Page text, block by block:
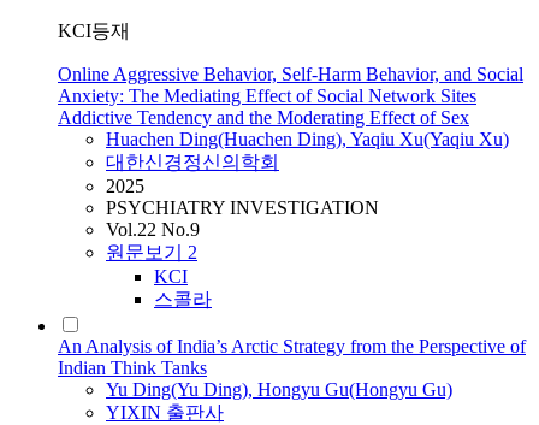
KCI등재
Online Aggressive Behavior, Self-Harm Behavior, and Social
Anxiety: The Mediating Effect of Social Network Sites
Addictive Tendency and the Moderating Effect of Sex
Huachen Ding(Huachen Ding), Yaqiu Xu(Yaqiu Xu)
대한신경정신의학회
2025
PSYCHIATRY INVESTIGATION
Vol.22 No.9
원문보기 2
KCI
스콜라
An Analysis of India’s Arctic Strategy from the Perspective of
Indian Think Tanks
Yu Ding(Yu Ding), Hongyu Gu(Hongyu Gu)
YIXIN 출판사